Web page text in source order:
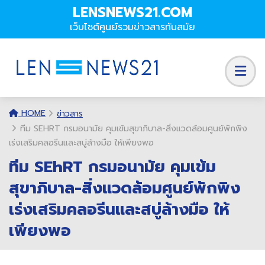
LENSNEWS21.COM
เว็บไซต์ศูนย์รวมข่าวสารทันสมัย
HOME
ข่าวสาร
ทีม SEHRT กรมอนามัย คุมเข้มสุขาภิบาล-สิ่งแวดล้อมศูนย์พักพิง
เร่งเสริมคลอรีนและสบู่ล้างมือ ให้เพียงพอ
ทีม SEhRT กรมอนามัย คุมเข้ม
สุขาภิบาล-สิ่งแวดล้อมศูนย์พักพิง
เร่งเสริมคลอรีนและสบู่ล้างมือ ให้
เพียงพอ